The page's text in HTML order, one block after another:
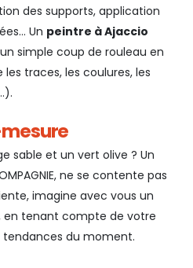
des supports, application
Un peintre à Ajaccio
simple coup de rouleau en
traces, les coulures, les
sable et un vert olive ? Un
ne se contente pas
imagine avec vous un
en tenant compte de votre
du moment.